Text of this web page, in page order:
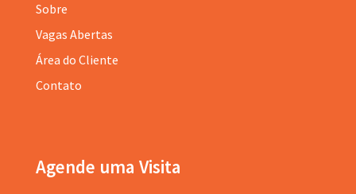
Sobre
Vagas Abertas
Área do Cliente
Contato
Agende uma Visita